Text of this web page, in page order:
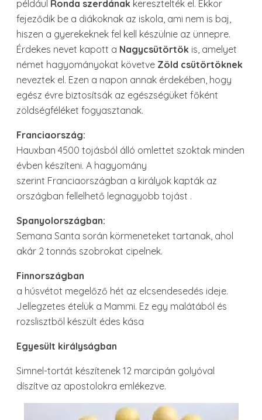
például Ronda szerdának keresztelték el. Ekkor
fejeződik be a diákoknak az iskola, ami nem is baj,
hiszen a gyerekeknek fel kell készülnie az ünnepre.
Érdekes nevet kapott a Nagycsütörtök is, amelyet
német hagyományokat követve Zöld csütörtöknek
neveztek el. Ezen a napon annak érdekében, hogy
egész évre biztosítsák az egészségüket főként
zöldségféléket fogyasztanak.
Franciaország:
Hauxban 4500 tojásból álló omlettet szoktak minden
évben készíteni. A hagyomány
szerint Franciaországban a királyok kapták az
országban fellelhető legnagyobb tojást .
Spanyolországban:
Semana Santa során körmeneteket tartanak, ahol
akár 2 tonnás szobrokat cipelnek.
Finnországban
a húsvétot megelőző hét az elcsendesedés ideje.
Jellegzetes ételük a Mammi. Ez egy malátából és
rozslisztből készült édes kása
Egyesült királyságban
Simnel-tortát készítenek 12 marcipán golyóval
díszítve az apostolokra emlékezve.